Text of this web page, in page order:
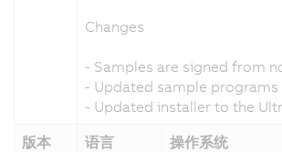
Changes
- Samples are signed from
- Updated sample programs
- Updated installer to the
版本
语言 操作系统